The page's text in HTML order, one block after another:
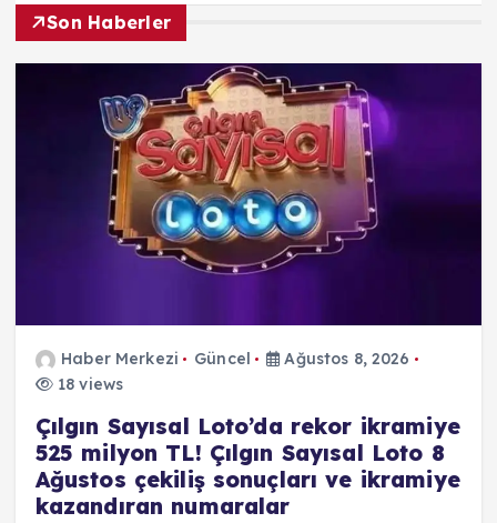
Son Haberler
Haber Merkezi Güncel
Ağustos 8, 2026
18 views
Çılgın Sayısal Loto’da rekor ikramiye
525 milyon TL! Çılgın Sayısal Loto 8
Ağustos çekiliş sonuçları ve ikramiye
kazandıran numaralar